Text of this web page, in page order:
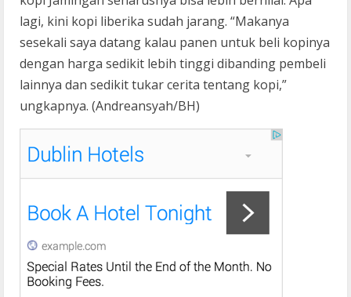
lagi, kini kopi liberika sudah jarang. “Makanya
sesekali saya datang kalau panen untuk beli kopinya
dengan harga sedikit lebih tinggi dibanding pembeli
lainnya dan sedikit tukar cerita tentang kopi,”
ungkapnya. (Andreansyah/BH)